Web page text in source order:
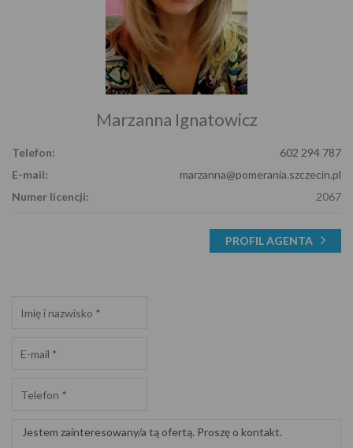
Marzanna Ignatowicz
Telefon:
602 294 787
E-mail:
marzanna@pomerania.szczecin.pl
Numer licencji:
2067
PROFIL AGENTA